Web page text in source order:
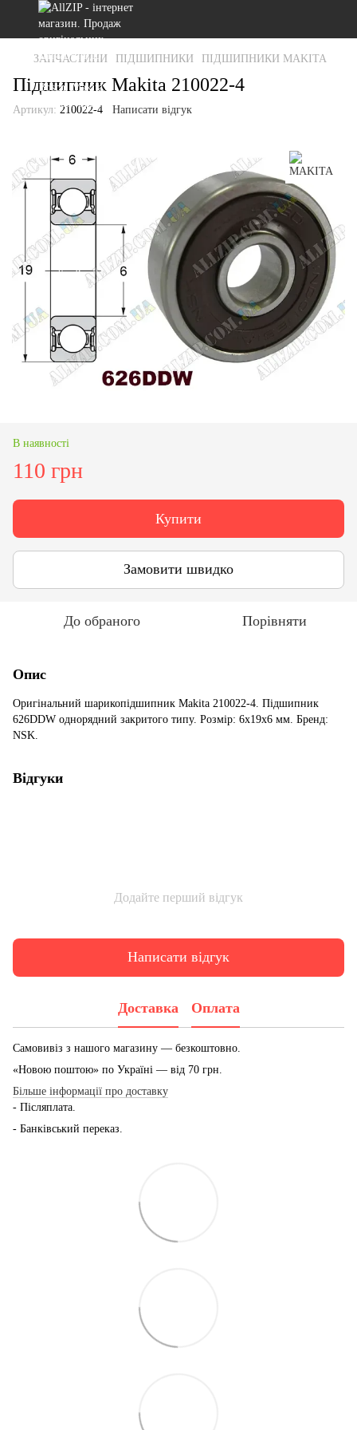
ЗАПЧАСТИНИ ПІДШИПНИКИ ПІДШИПНИКИ MAKITA
Підшипник Makita 210022-4
Артикул: 210022-4 Написати відгук
В наявності
110 грн
Купити
Замовити швидко
До обраного Порівняти
Опис
Оригінальний шарикопідшипник Makita 210022-4. Підшипник
626DDW однорядний закритого типу. Розмір: 6x19x6 мм. Бренд:
NSK.
Відгуки
Додайте перший відгук
Написати відгук
Доставка Оплата
Самовивіз з нашого магазину — безкоштовно.
«Новою поштою» по Україні — від 70 грн.
Більше інформації про доставку
- Післяплата.
- Банківський переказ.